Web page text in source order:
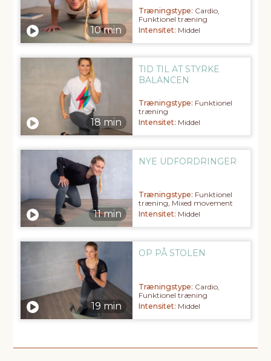
Træningstype: Cardio,
Funktionel træning
Intensitet: Middel
TID TIL AT STYRKE
BALANCEN
Træningstype: Funktionel
træning
Intensitet: Middel
NYE UDFORDRINGER
Træningstype: Funktionel
træning, Mixed movement
Intensitet: Middel
OP PÅ STOLEN
Træningstype: Cardio,
Funktionel træning
Intensitet: Middel